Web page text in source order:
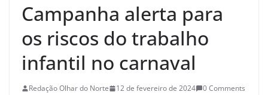
Campanha alerta para
os riscos do trabalho
infantil no carnaval
Redação Olhar do Norte 12 de fevereiro de 2024 0 Comments